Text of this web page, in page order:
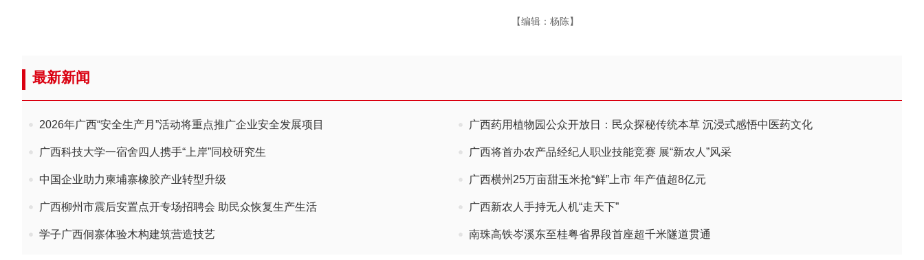
【编辑：杨陈】
最新新闻
2026年广西“安全生产月”活动将重点推广企业安全发展项目 广西药用植物园公众开放日：民众探秘传统本草 沉浸式感悟中医药文化
广西科技大学一宿舍四人携手“上岸”同校研究生 广西将首办农产品经纪人职业技能竞赛 展“新农人”风采
中国企业助力柬埔寨橡胶产业转型升级 广西横州25万亩甜玉米抢“鲜”上市 年产值超8亿元
广西柳州市震后安置点开专场招聘会 助民众恢复生产生活 广西新农人手持无人机“走天下”
学子广西侗寨体验木构建筑营造技艺 南珠高铁岑溪东至桂粤省界段首座超千米隧道贯通